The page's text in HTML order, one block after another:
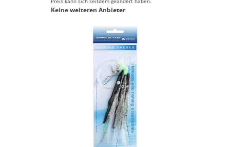
Keine weiteren Anbieter